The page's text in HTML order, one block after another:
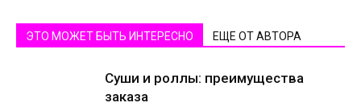
ЭТО МОЖЕТ БЫТЬ ИНТЕРЕСНО ЕЩЕ ОТ АВТОРА
Суши и роллы: преимущества
заказа